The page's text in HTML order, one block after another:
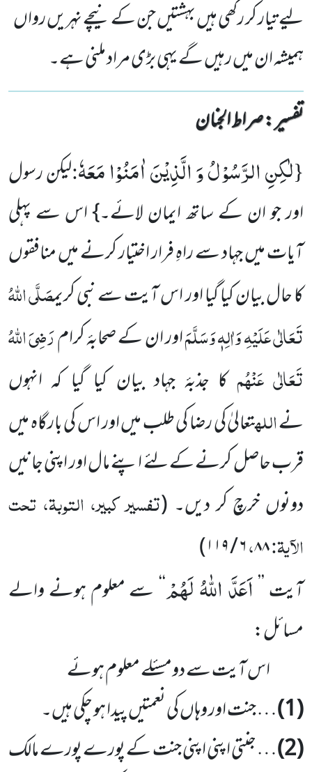
لیے تیار کر رکھی ہیں بہشتیں جن کے نیچے نہریں رواں
ہمیشہ ان میں رہیں گے یہی بڑی مراد ملنی ہے۔
تفسیر : ‎صراط الجنان
{لٰكِنِ الرَّسُوْلُ وَ الَّذِیْنَ اٰمَنُوْا مَعَهٗ:لیکن رسول
اور جو ان کے ساتھ ایمان لائے۔} اس سے پہلی
آیات میں جہاد سے راہِ فرار اختیار کرنے میں منافقوں
کا حال بیان کیا گیا اور اس آیت سے نبی کریمصَلَّی اللہُ
تَعَالٰی عَلَیْہِ وَاٰلِہٖ وَسَلَّمَاور ان کے صحابۂ کرامرَضِیَ اللہُ
تَعَالٰی عَنْہُمکا جذبۂ جہاد بیان کیا گیا کہ انہوں
نےاللہتعالیٰ کی رضا کی طلب میں اور اس کی بارگاہ میں
قرب حاصل کرنے کے لئے اپنے مال اور اپنی جانیں
دونوں خرچ کر دیں۔ (تفسیر کبیر، التوبۃ، تحت
الآیۃ:۸۸،۶ / ۱۱۹
)
آیت ’’اَعَدَّ اللّٰهُ لَهُمْ‘‘سے معلوم ہونے والے
مسائل:
اس آیت سے دومسئلے معلوم ہوئے
(1) … جنت اور وہاں کی نعمتیں پیدا ہو چکی ہیں۔
(2) … جنتی اپنی اپنی جنت کے پورے پورے مالک